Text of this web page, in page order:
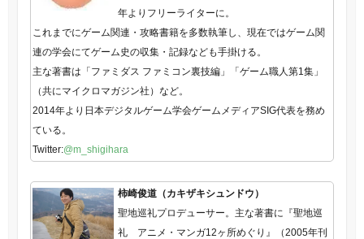
年よりフリーライターに。
これまでにゲーム関連・攻略書籍を多数執筆し、現在ではゲーム関
連の学会にてゲーム史の収集・記録なども手掛ける。
主な著書は「ファミダス ファミコン裏技編」「ゲーム職人第1集」
（共にマイクロマガジン社）など。
2014年より日本デジタルゲーム学会ゲームメディアSIG代表を務め
ている。
Twitter:@m_shigihara
柿崎俊道（カキザキシュンドウ）
聖地巡礼プロデューサー。主な著書に『聖地巡
礼 アニメ・マンガ12ヶ所めぐり』（2005年刊